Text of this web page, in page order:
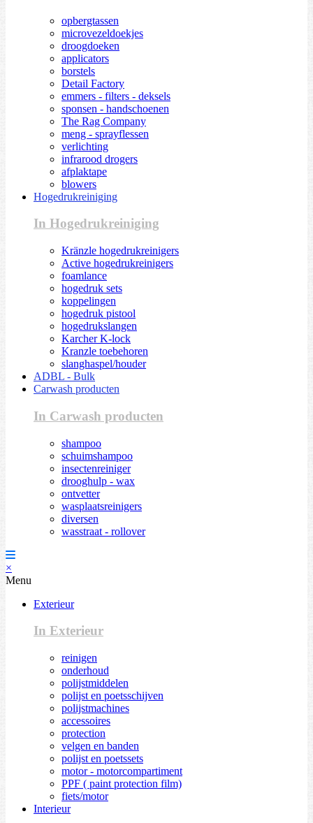
opbergtassen
microvezeldoekjes
droogdoeken
applicators
borstels
Detail Factory
emmers - filters - deksels
sponsen - handschoenen
The Rag Company
meng - sprayflessen
verlichting
infrarood drogers
afplaktape
blowers
Hogedrukreiniging
In Hogedrukreiniging
Kränzle hogedrukreinigers
Active hogedrukreinigers
foamlance
hogedruk sets
koppelingen
hogedruk pistool
hogedrukslangen
Karcher K-lock
Kranzle toebehoren
slanghaspel/houder
ADBL - Bulk
Carwash producten
In Carwash producten
shampoo
schuimshampoo
insectenreiniger
drooghulp - wax
ontvetter
wasplaatsreinigers
diversen
wasstraat - rollover
×
Menu
Exterieur
In Exterieur
reinigen
onderhoud
polijstmiddelen
polijst en poetsschijven
polijstmachines
accessoires
protection
velgen en banden
polijst en poetssets
motor - motorcompartiment
PPF ( paint protection film)
fiets/motor
Interieur